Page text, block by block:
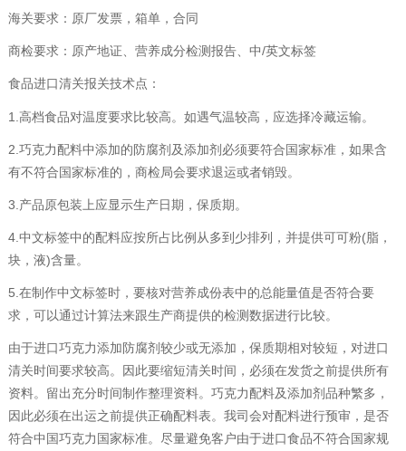
海关要求：原厂发票，箱单，合同
商检要求：原产地证、营养成分检测报告、中/英文标签
食品进口清关报关技术点：
1.高档食品对温度要求比较高。如遇气温较高，应选择冷藏运输。
2.巧克力配料中添加的防腐剂及添加剂必须要符合国家标准，如果含
有不符合国家标准的，商检局会要求退运或者销毁。
3.产品原包装上应显示生产日期，保质期。
4.中文标签中的配料应按所占比例从多到少排列，并提供可可粉(脂，
块，液)含量。
5.在制作中文标签时，要核对营养成份表中的总能量值是否符合要
求，可以通过计算法来跟生产商提供的检测数据进行比较。
由于进口巧克力添加防腐剂较少或无添加，保质期相对较短，对进口
清关时间要求较高。因此要缩短清关时间，必须在发货之前提供所有
资料。留出充分时间制作整理资料。巧克力配料及添加剂品种繁多，
因此必须在出运之前提供正确配料表。我司会对配料进行预审，是否
符合中国巧克力国家标准。尽量避免客户由于进口食品不符合国家规